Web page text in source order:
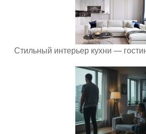
Стильный интерьер кухни —